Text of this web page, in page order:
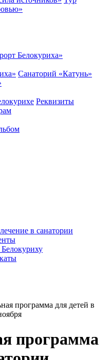
Белокуриха»
Санаторий «Катунь»
Реквизиты
в санатории
программа для детей в
программа